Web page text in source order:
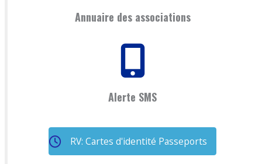
Annuaire des associations
Alerte SMS
RV: Cartes d'identité Passeports